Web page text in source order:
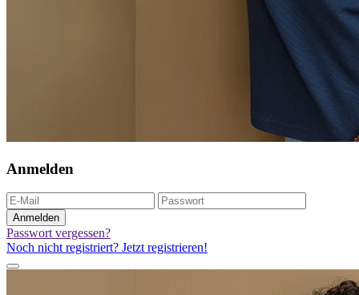
Anmelden
Anmelden
Passwort vergessen?
Noch nicht registriert? Jetzt registrieren!